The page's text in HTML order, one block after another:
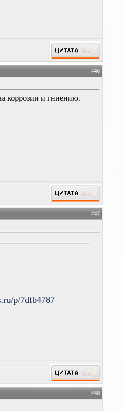
#46
коррозии и гниению.
#47
p/7dfb4787
#48